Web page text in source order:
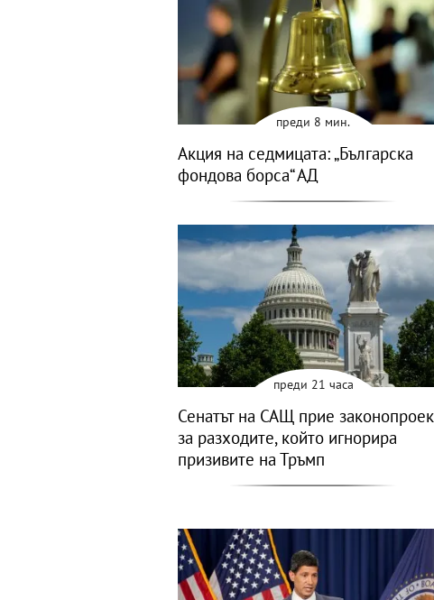
преди 8 мин.
Акция на седмицата: „Българска
фондова борса“ АД
преди 21 часа
Сенатът на САЩ прие
за разходите, който игнорира
призивите на Тръмп